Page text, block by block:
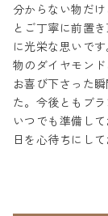
分からない物だ
とご丁寧に前置
に光栄な思いで
物のダイヤモン
お喜び下さった
た。今後ともブ
いつでも準備し
日を心待ちにして